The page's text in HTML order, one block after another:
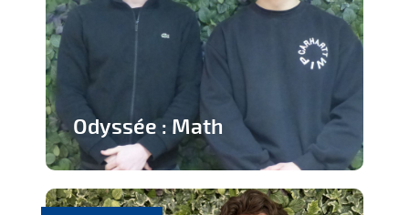
Odyssée : Math
apprendre les mathématiques